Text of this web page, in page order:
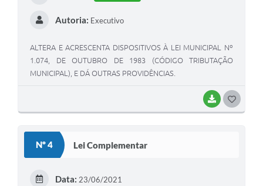
BAIXAR
Autoria: Executivo
ALTERA E ACRESCENTA DISPOSITIVOS À LEI MUNICIPAL Nº
1.074, DE OUTUBRO DE 1983 (CÓDIGO TRIBUTAÇÃO
MUNICIPAL), E DÁ OUTRAS PROVIDÊNCIAS.
Nº 4 Lei Complementar
Data: 23/06/2021